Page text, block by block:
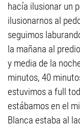
hacía ilusionar un
ilusionarnos al
seguimos
la mañana al
y media de la
minutos, 40
estuvimos a full
estábamos en el
Blanca estaba al